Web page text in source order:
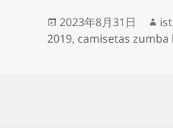
Publicado
el
2023年8月31日
2019, camisetas zumba